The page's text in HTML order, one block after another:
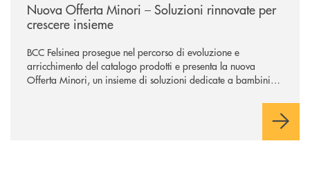
Nuova Offerta Minori – Soluzioni rinnovate per
crescere insieme
BCC Felsinea prosegue nel percorso di evoluzione e
arricchimento del catalogo prodotti e presenta la nuova
Offerta Minori, un insieme di soluzioni dedicate a bambini e
sviluppo di una relazione consapevole con il denaro, sempre